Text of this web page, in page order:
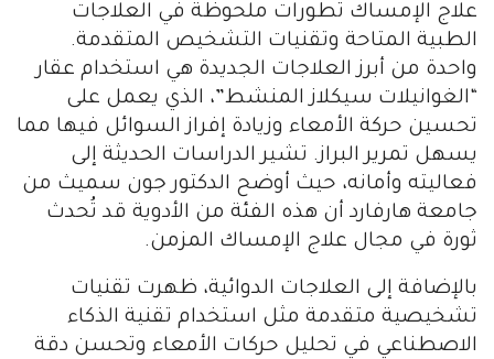
علاج الإمساك تطورات ملحوظة في العلاجات
الطبية المتاحة وتقنيات التشخيص المتقدمة.
واحدة من أبرز العلاجات الجديدة هي استخدام عقار
“الغوانيلات سيكلاز المنشط”، الذي يعمل على
تحسين حركة الأمعاء وزيادة إفراز السوائل فيها مما
يسهل تمرير البراز. تشير الدراسات الحديثة إلى
فعاليته وأمانه، حيث أوضح الدكتور جون سميث من
جامعة هارفارد أن هذه الفئة من الأدوية قد تُحدث
ثورة في مجال علاج الإمساك المزمن.
بالإضافة إلى العلاجات الدوائية، ظهرت تقنيات
تشخيصية متقدمة مثل استخدام تقنية الذكاء
الاصطناعي في تحليل حركات الأمعاء وتحسن دقة